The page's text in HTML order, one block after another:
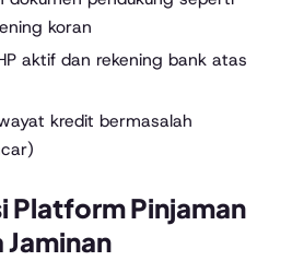
koran
aktif dan rekening bank atas
kredit bermasalah
Platform Pinjaman
Jaminan